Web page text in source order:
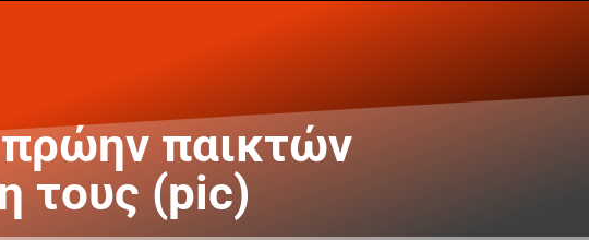
παικτών
τους (pic)